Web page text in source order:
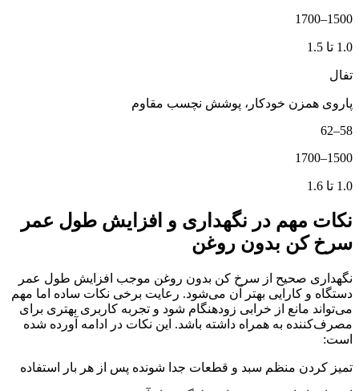
1500–1700
1.0 تا 1.5
تفال
پاروی همزن خودکار، پوشش نچسب مقاوم
58–62
1500–1700
1.0 تا 1.6
نکات مهم در نگهداری و افزایش طول عمر
سرخ کن بدون روغن
نگهداری صحیح از سرخ کن بدون روغن موجب افزایش طول عمر
دستگاه و کارایی بهتر آن می‌شود. رعایت برخی نکات ساده اما مهم
می‌تواند مانع از خرابی زودهنگام شود و تجربه کاربری بهتری برای
مصرف‌کننده به همراه داشته باشد. این نکات در ادامه آورده شده
است:
تمیز کردن منظم سبد و قطعات جدا شونده پس از هر بار استفاده